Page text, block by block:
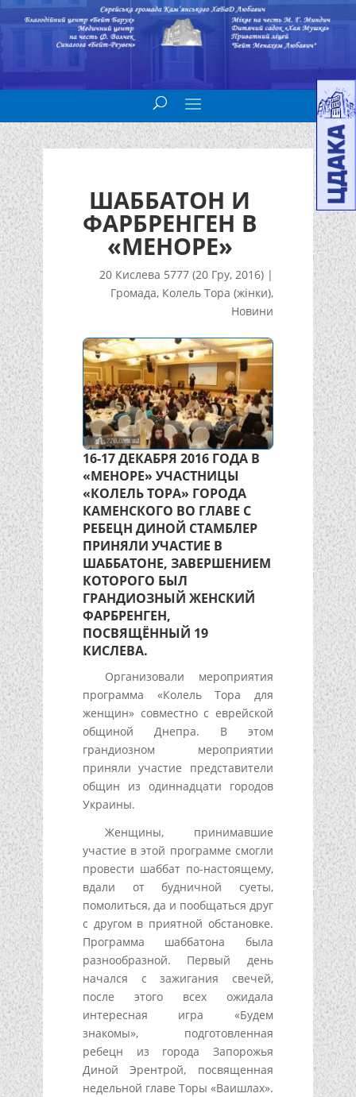
ШАББАТОН И
ФАРБРЕНГЕН В
«МЕНОРЕ»
20 Кислева 5777 (20 Гру, 2016) |
Громада, Колель Тора (жінки),
Новини
16-17 ДЕКАБРЯ 2016 ГОДА В
«МЕНОРЕ» УЧАСТНИЦЫ
«КОЛЕЛЬ ТОРА» ГОРОДА
КАМЕНСКОГО ВО ГЛАВЕ С
РЕБЕЦН ДИНОЙ СТАМБЛЕР
ПРИНЯЛИ УЧАСТИЕ В
ШАББАТОНЕ, ЗАВЕРШЕНИЕМ
КОТОРОГО БЫЛ
ГРАНДИОЗНЫЙ ЖЕНСКИЙ
ФАРБРЕНГЕН,
ПОСВЯЩЁННЫЙ 19
КИСЛЕВА.
Организовали мероприятия
программа «Колель Тора для
женщин» совместно с еврейской
общиной Днепра. В этом
грандиозном мероприятии
приняли участие представители
общин из одиннадцати городов
Украины.
Женщины, принимавшие
участие в этой программе смогли
провести шаббат по-настоящему,
вдали от будничной суеты,
помолиться, да и пообщаться друг
с другом в приятной обстановке.
Программа шаббатона была
разнообразной. Первый день
начался с зажигания свечей,
после этого всех ожидала
интересная игра «Будем
знакомы», подготовленная
ребецн из города Запорожья
Диной Эрентрой, посвященная
недельной главе Торы «Ваишлах».